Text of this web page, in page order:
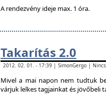
A rendezvény ideje max. 1 óra.
Takarítás 2.0
2012. 02. 01. - 17:39 | SimonGergo |
Mivel a mai napon nem tudtuk
várjuk lelkes tagjainkat és jövőbeli